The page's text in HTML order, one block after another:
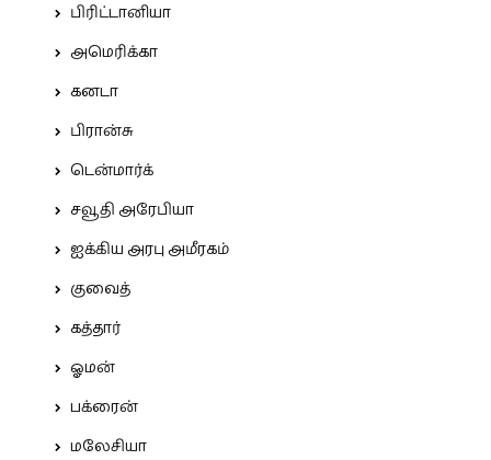
பிரிட்டானியா
அமெரிக்கா
கனடா
பிரான்சு
டென்மார்க்
சவூதி அரேபியா
ஐக்கிய அரபு அமீரகம்
குவைத்
கத்தார்
ஓமன்
பக்ரைன்
மலேசியா